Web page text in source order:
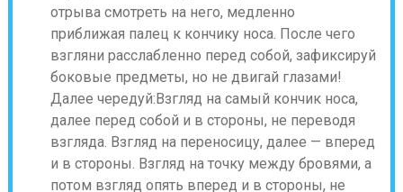
отрыва смотреть на него, медленно
приближая палец к кончику носа. После чего
взгляни расслабленно перед собой, зафиксируй
боковые предметы, но не двигай глазами!
Далее чередуй:Взгляд на самый кончик носа,
далее перед собой и в стороны, не переводя
взгляда. Взгляд на переносицу, далее — вперед
и в стороны. Взгляд на точку между бровями, а
потом взгляд опять вперед и в стороны, не